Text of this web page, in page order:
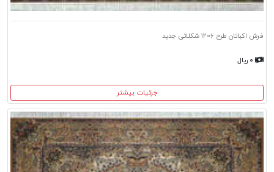
فرش اکباتان طرح ۱۲۰۶ شکلاتی جدید
جزئیات بیشتر